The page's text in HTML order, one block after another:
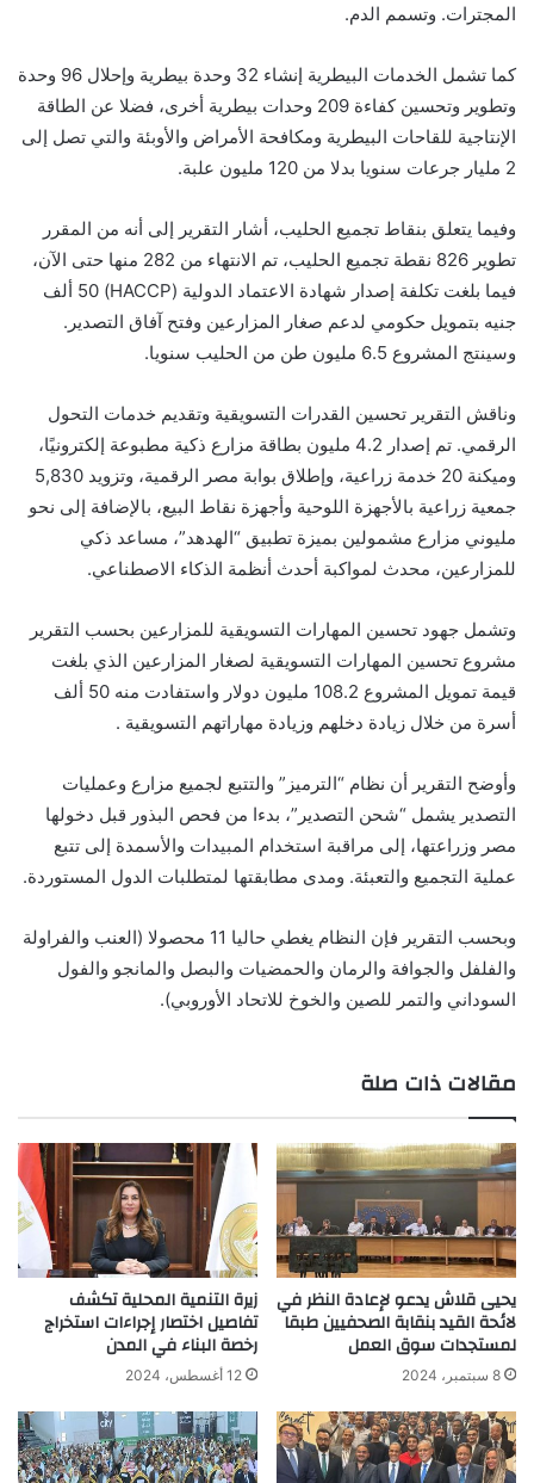
المجترات. وتسمم الدم.
كما تشمل الخدمات البيطرية إنشاء 32 وحدة بيطرية وإحلال 96 وحدة
وتطوير وتحسين كفاءة 209 وحدات بيطرية أخرى، فضلا عن الطاقة
الإنتاجية للقاحات البيطرية ومكافحة الأمراض والأوبئة والتي تصل إلى
2 مليار جرعات سنويا بدلا من 120 مليون علبة.
وفيما يتعلق بنقاط تجميع الحليب، أشار التقرير إلى أنه من المقرر
تطوير 826 نقطة تجميع الحليب، تم الانتهاء من 282 منها حتى الآن،
فيما بلغت تكلفة إصدار شهادة الاعتماد الدولية (HACCP) 50 ألف
جنيه بتمويل حكومي لدعم صغار المزارعين وفتح آفاق التصدير.
وسينتج المشروع 6.5 مليون طن من الحليب سنويا.
وناقش التقرير تحسين القدرات التسويقية وتقديم خدمات التحول
الرقمي. تم إصدار 4.2 مليون بطاقة مزارع ذكية مطبوعة إلكترونيًا،
وميكنة 20 خدمة زراعية، وإطلاق بوابة مصر الرقمية، وتزويد 5,830
جمعية زراعية بالأجهزة اللوحية وأجهزة نقاط البيع، بالإضافة إلى نحو
مليوني مزارع مشمولين بميزة تطبيق “الهدهد”، مساعد ذكي
للمزارعين، محدث لمواكبة أحدث أنظمة الذكاء الاصطناعي.
وتشمل جهود تحسين المهارات التسويقية للمزارعين بحسب التقرير
مشروع تحسين المهارات التسويقية لصغار المزارعين الذي بلغت
قيمة تمويل المشروع 108.2 مليون دولار واستفادت منه 50 ألف
أسرة من خلال زيادة دخلهم وزيادة مهاراتهم التسويقية .
وأوضح التقرير أن نظام “الترميز” والتتبع لجميع مزارع وعمليات
التصدير يشمل “شحن التصدير”، بدءا من فحص البذور قبل دخولها
مصر وزراعتها، إلى مراقبة استخدام المبيدات والأسمدة إلى تتبع
عملية التجميع والتعبئة. ومدى مطابقتها لمتطلبات الدول المستوردة.
وبحسب التقرير فإن النظام يغطي حاليا 11 محصولا (العنب والفراولة
والفلفل والجوافة والرمان والحمضيات والبصل والمانجو والفول
السوداني والتمر للصين والخوخ للاتحاد الأوروبي).
مقالات ذات صلة
يحيى قلاش يدعو لإعادة النظر في
لائحة القيد بنقابة الصحفيين طبقا
لمستجدات سوق العمل
8 سبتمبر، 2024
زيرة التنمية المحلية تكشف
تفاصيل اختصار إجراءات استخراج
رخصة البناء في المدن
12 أغسطس، 2024